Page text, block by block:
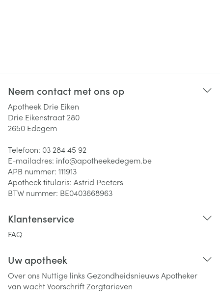
Neem contact met ons op
Apotheek Drie Eiken
Drie Eikenstraat 280
2650 Edegem
Telefoon: 03 284 45 92
E-mailadres: info@apotheekedegem.be
APB nummer: 111913
Apotheek titularis: Astrid Peeters
BTW nummer: BE0403668963
Klantenservice
FAQ
Uw apotheek
Over ons Nuttige links Gezondheidsnieuws Apotheker
van wachtVoorschriftZorgtarieven